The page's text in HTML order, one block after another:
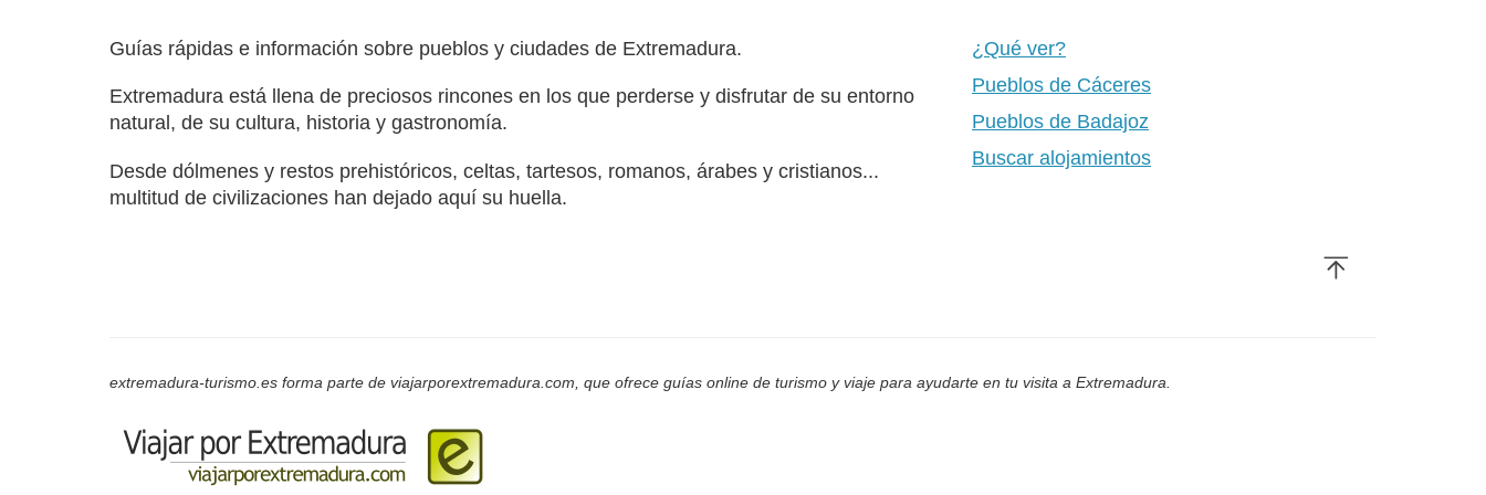
Guías rápidas e información sobre pueblos y ciudades de Extremadura.
Extremadura está llena de preciosos rincones en los que perderse y disfrutar de su entorno
natural, de su cultura, historia y gastronomía.
Desde dólmenes y restos prehistóricos, celtas, tartesos, romanos, árabes y cristianos...
multitud de civilizaciones han dejado aquí su huella.
¿Qué ver?
Pueblos de Cáceres
Pueblos de Badajoz
Buscar alojamientos
extremadura-turismo.es forma parte de viajarporextremadura.com, que ofrece guías online de turismo y viaje para ayudarte en tu visita a Extremadura.